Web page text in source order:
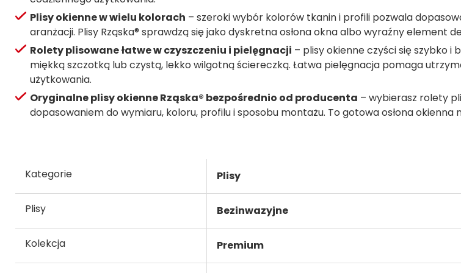
Plisy okienne w wielu kolorach – szeroki wybór kolorów tkanin i profili pozwala
aranżacji. Plisy Rząska® sprawdzą się jako dyskretna osłona okna albo wyraźny element
Rolety plisowane łatwe w czyszczeniu i pielęgnacji – plisy okienne czyści się szybko
miękką szczotką lub czystą, lekko wilgotną ściereczką. Łatwa pielęgnacja pomaga
użytkowania.
Oryginalne plisy okienne Rząska® bezpośrednio od producenta – wybierasz rolety
dopasowaniem do wymiaru, koloru, profilu i sposobu montażu. To gotowa osłona
Kategorie Plisy
Plisy Bezinwazyjne
Kolekcja Premium